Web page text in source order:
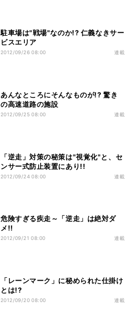
駐車場は"戦場"なのか!? 仁義なきサー
ビスエリア
2012/09/26 08:00 連載
あんなところにそんなものが!? 驚き
の高速道路の施設
2012/09/25 08:00 連載
「逆走」対策の秘策は"視覚化"と、セ
ンサー式防止装置にあり!!
2012/09/24 08:00 連載
危険すぎる疾走～「逆走」は絶対ダ
メ!!
2012/09/21 08:00 連載
「レーンマーク」に秘められた仕掛け
とは!?
2012/09/20 08:00 連載